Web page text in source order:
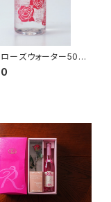
ーズウォーター500